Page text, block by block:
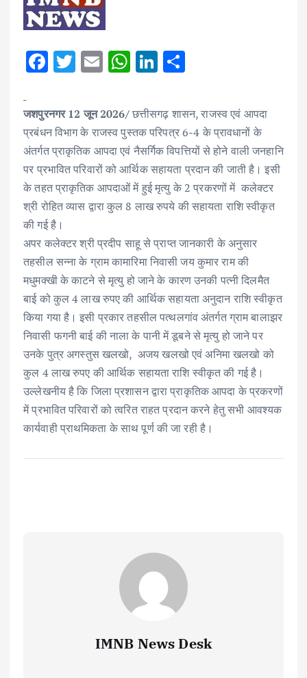
F
e
b
o
o
k
T
it
te
r
E
ai
l
W
at
s
A
p
p
Li
k
e
dI
n
ar
e
जशपुरनगर 12 जून 2026/छत्तीसगढ़ शासन, राजस्व एवं आपदा
प्रबंधन विभाग के राजस्व पुस्तक परिपत्र 6-4 के प्रावधानों के
अंतर्गत प्राकृतिक आपदा एवं नैसर्गिक विपत्तियों से होने वाली जनहानि
पर प्रभावित परिवारों को आर्थिक सहायता प्रदान की जाती है। इसी
के तहत प्राकृतिक आपदाओं में हुई मृत्यु के 2 प्रकरणों में कलेक्टर
श्री रोहित व्यास द्वारा कुल 8 लाख रुपये की सहायता राशि स्वीकृत
की गई है।
अपर कलेक्टर श्री प्रदीप साहू से प्राप्त जानकारी के अनुसार
तहसील सन्ना के ग्राम कामारिमा निवासी जय कुमार राम की
मधुमक्खी के काटने से मृत्यु हो जाने के कारण उनकी पत्नी दिलमैत
बाई को कुल 4 लाख रुपए की आर्थिक सहायता अनुदान राशि स्वीकृत
किया गया है। इसी प्रकार तहसील पत्थलगांव अंतर्गत ग्राम बालाझर
निवासी फगनी बाई की नाला के पानी में डूबने से मृत्यु हो जाने पर
उनके पुत्र अगस्तुस खलखो, अजय खलखो एवं अनिमा खलखो को
कुल 4 लाख रुपए की आर्थिक सहायता राशि स्वीकृत की गई है।
उल्लेखनीय है कि जिला प्रशासन द्वारा प्राकृतिक आपदा के प्रकरणों
में प्रभावित परिवारों को त्वरित राहत प्रदान करने हेतु सभी आवश्यक
कार्यवाही प्राथमिकता के साथ पूर्ण की जा रही है।
IMNB News Desk